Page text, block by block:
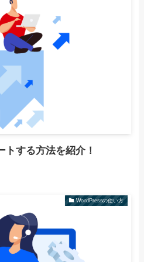
する方法を紹介！
WordPressの使い方